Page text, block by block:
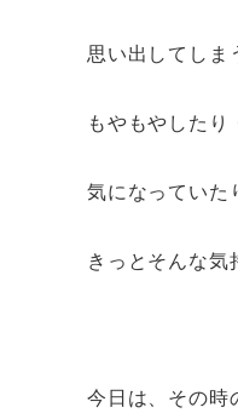
思い出してしま
もやもやしたり
気になってい
きっとそんな気
今日は、その時